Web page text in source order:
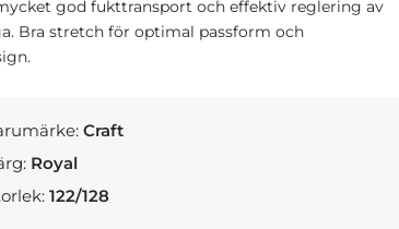
god fukttransport och effektiv reglering av
Bra stretch för optimal passform och
Craft
Royal
122/128